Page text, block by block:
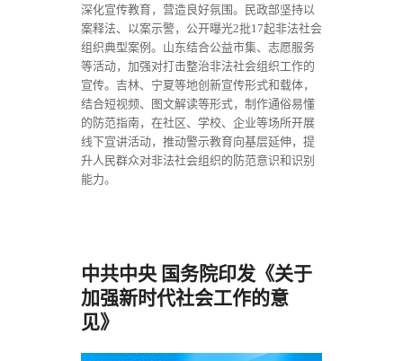
深化宣传教育，营造良好氛围。民政部坚持以
案释法、以案示警，公开曝光2批17起非法社会
组织典型案例。山东结合公益市集、志愿服务
等活动，加强对打击整治非法社会组织工作的
宣传。吉林、宁夏等地创新宣传形式和载体，
结合短视频、图文解读等形式，制作通俗易懂
的防范指南，在社区、学校、企业等场所开展
线下宣讲活动，推动警示教育向基层延伸，提
升人民群众对非法社会组织的防范意识和识别
能力。
中共中央 国务院印发《关于
加强新时代社会工作的意
见》